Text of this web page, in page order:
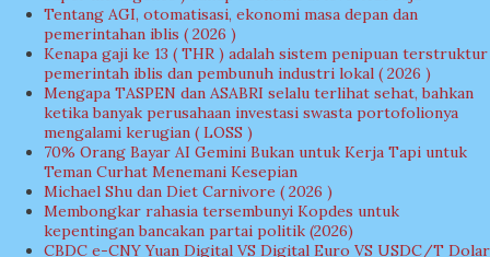
Tentang AGI, otomatisasi, ekonomi masa depan dan
pemerintahan iblis ( 2026 )
Kenapa gaji ke 13 ( THR ) adalah sistem penipuan terstruktur
pemerintah iblis dan pembunuh industri lokal ( 2026 )
Mengapa TASPEN dan ASABRI selalu terlihat sehat, bahkan
ketika banyak perusahaan investasi swasta portofolionya
mengalami kerugian ( LOSS )
70% Orang Bayar AI Gemini Bukan untuk Kerja Tapi untuk
Teman Curhat Menemani Kesepian
Michael Shu dan Diet Carnivore ( 2026 )
Membongkar rahasia tersembunyi Kopdes untuk
kepentingan bancakan partai politik (2026)
CBDC e-CNY Yuan Digital VS Digital Euro VS USDC/T Dolar